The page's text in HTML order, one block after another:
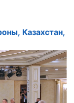
Казахстан,